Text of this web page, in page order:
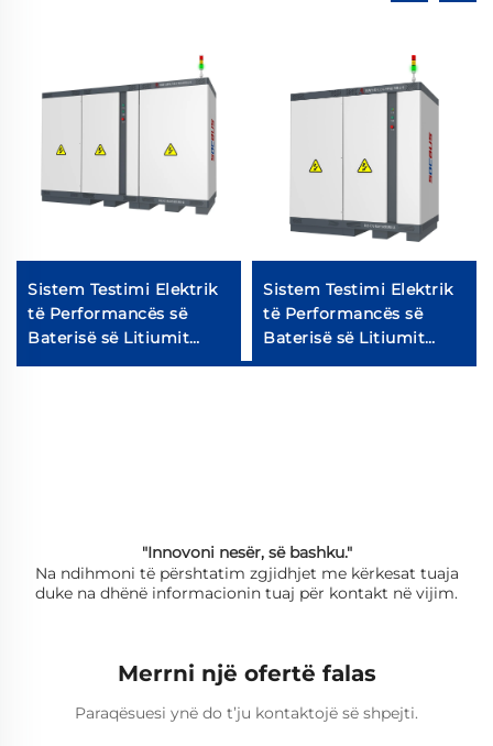
Sistem Testimi Elektrik
të Performancës së
Baterisë së Litiumit
(2400V)
Sistem Testimi Elektrik
të Performancës së
Baterisë së Litiumit
(750V)
"Innovoni nesër, së bashku."
Na ndihmoni të përshtatim zgjidhjet me kërkesat tuaja
duke na dhënë informacionin tuaj për kontakt në vijim.
Merrni një ofertë falas
Paraqësuesi ynë do t’ju kontaktojë së shpejti.